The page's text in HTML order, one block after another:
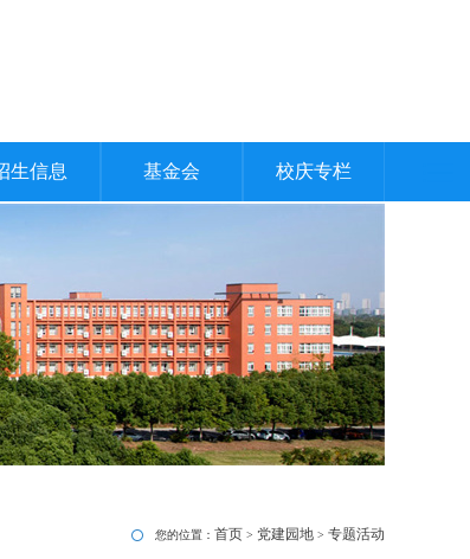
生信息 基金会 校庆专栏
您的位置： 首页 > 党建园地 > 专题活动